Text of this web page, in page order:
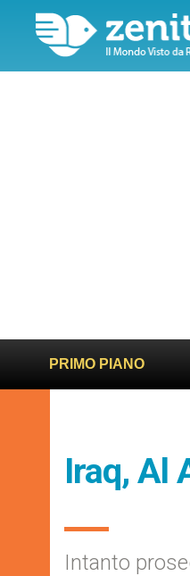
PRIMO PIANO
più sano e giusto
Iraq, Al
Intanto